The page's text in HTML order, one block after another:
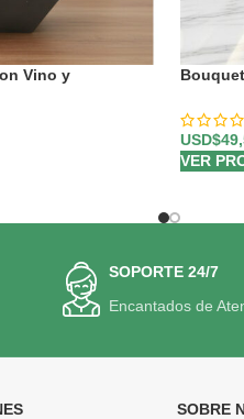
Vino y
USD$
VER
SOPORTE 24/7
Encantados de
SOBRE